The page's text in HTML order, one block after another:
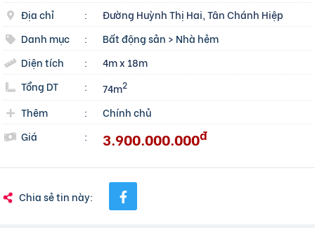
Địa chỉ
:
Đường Huỳnh Thị Hai, Tân Chánh Hiệp
Danh mục
: Bất động sản > Nhà hẻm
Diện tích
:
4m x 18m
Tổng DT
: 74m2
Thêm :
Chính chủ
Giá
: 3.900.000.000đ
Chia sẻ tin này: